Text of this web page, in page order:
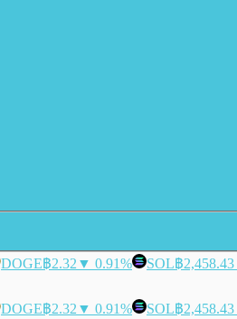
DOGE฿2.32 ▼ 0.91% SOL฿2,458.43
DOGE฿2.32 ▼ 0.91% SOL฿2,458.43